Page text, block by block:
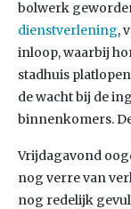
bolwerk
dienstverlening,
inloop, waarbij
stadhuis
de wacht bij de
binnenkomers.
Vrijdagavond
nog verre van
nog redelijk